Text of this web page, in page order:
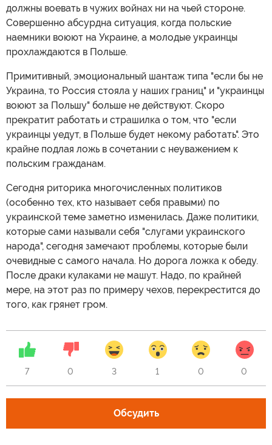
должны воевать в чужих войнах ни на чьей стороне.
Совершенно абсурдна ситуация, когда польские
наемники воюют на Украине, а молодые украинцы
прохлаждаются в Польше.
Примитивный, эмоциональный шантаж типа "если бы не
Украина, то Россия стояла у наших границ" и "украинцы
воюют за Польшу" больше не действуют. Скоро
прекратит работать и страшилка о том, что "если
украинцы уедут, в Польше будет некому работать". Это
крайне подлая ложь в сочетании с неуважением к
польским гражданам.
Сегодня риторика многочисленных политиков
(особенно тех, кто называет себя правыми) по
украинской теме заметно изменилась. Даже политики,
которые сами называли себя "слугами украинского
народа", сегодня замечают проблемы, которые были
очевидные с самого начала. Но дорога ложка к обеду.
После драки кулаками не машут. Надо, по крайней
мере, на этот раз по примеру чехов, перекрестится до
того, как грянет гром.
7 0 3 1 0 0
Обсудить